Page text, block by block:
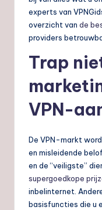
experts van
overzicht van de
providers
Trap
VPN-
De VPN-markt
en misleidende
en de “veiligste”
supergoedkope
inbelinternet.
basisfuncties die u